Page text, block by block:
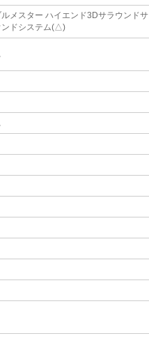
メスター ハイエンド3Dサラウンドサ
ンドシステム(△)